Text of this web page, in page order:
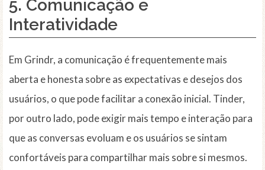
5. Comunicação e
Interatividade
Em Grindr, a comunicação é frequentemente mais
aberta e honesta sobre as expectativas e desejos dos
usuários, o que pode facilitar a conexão inicial. Tinder,
por outro lado, pode exigir mais tempo e interação para
que as conversas evoluam e os usuários se sintam
confortáveis para compartilhar mais sobre si mesmos.